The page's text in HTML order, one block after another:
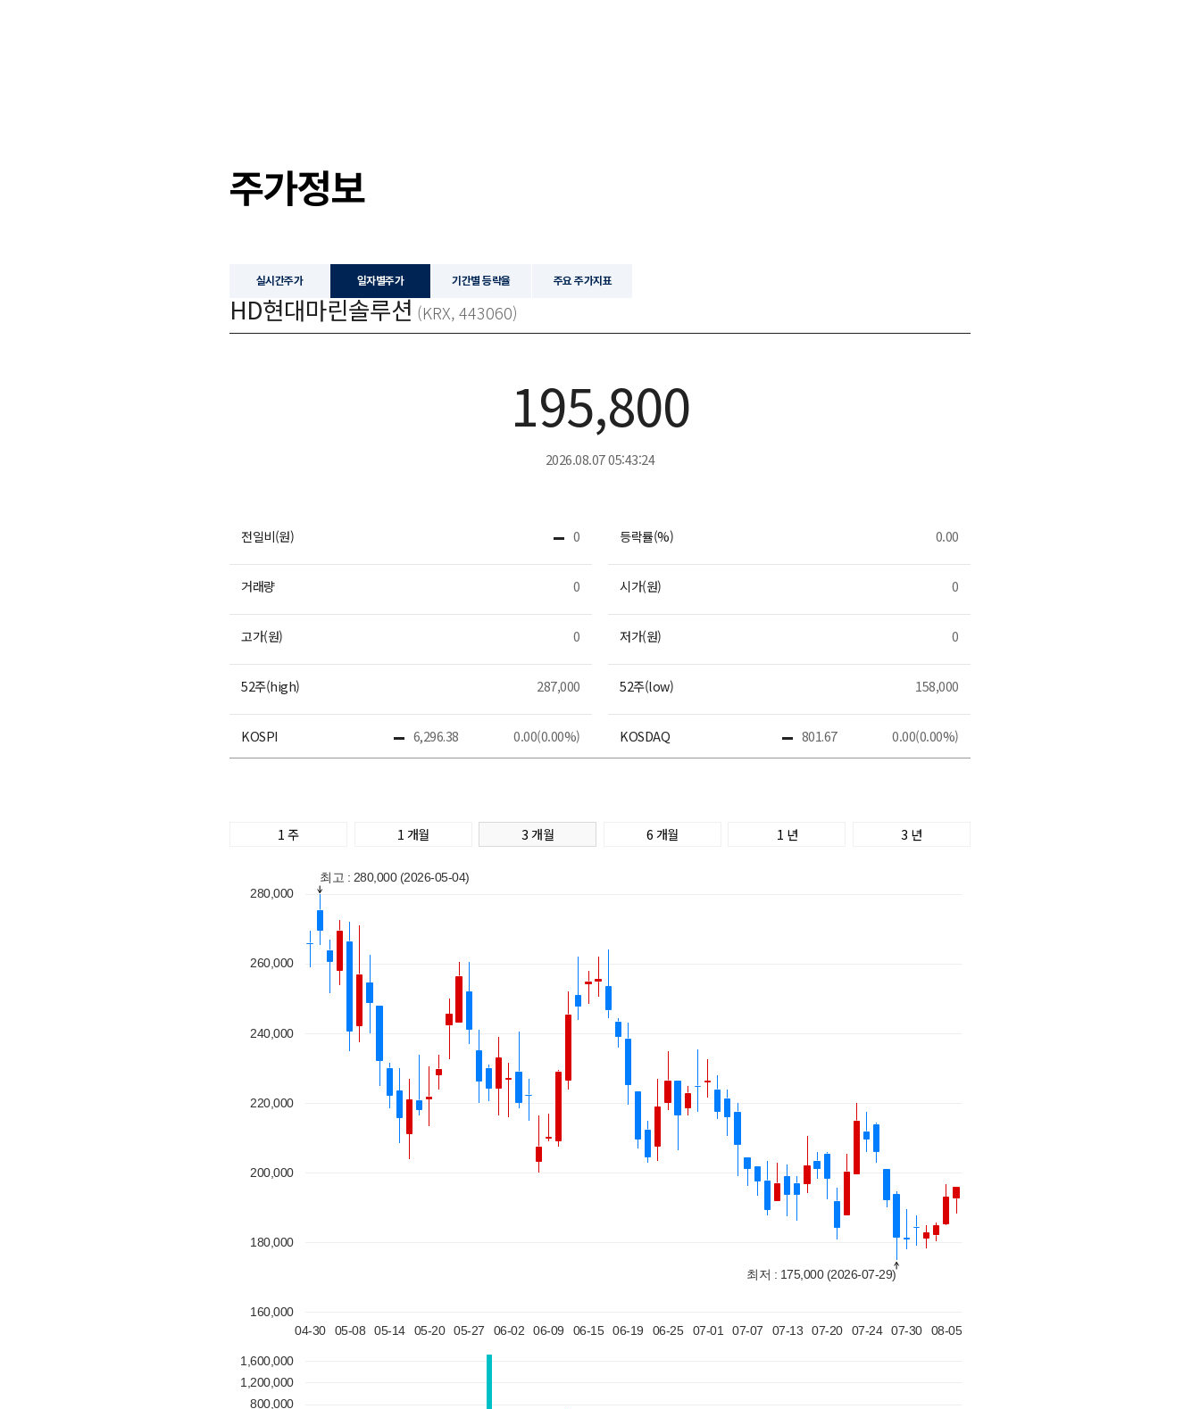
주가정보
실시간주가 일자별주가 기간별 등락율 주요 주가지표